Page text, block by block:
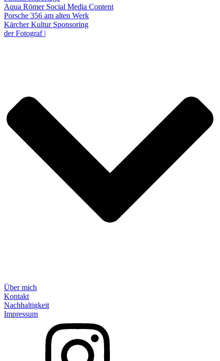
Aqua Römer Social Media Content
Porsche 356 am alten Werk
Kärcher Kultur Sponsoring
der Fotograf |
Über mich
Kontakt
Nachhaltigkeit
Impressum